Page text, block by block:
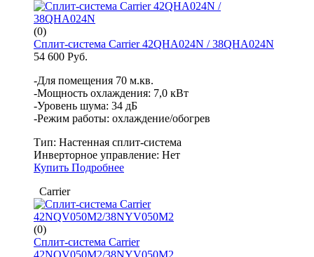
(0)
Сплит-система Carrier 42QHA024N / 38QHA024N
54 600 Руб.
-Для помещения 70 м.кв.
-Мощность охлаждения: 7,0 кВт
-Уровень шума: 34 дБ
-Режим работы: охлаждение/обогрев
Тип: Настенная сплит-система
Инверторное управление: Нет
Купить Подробнее
Carrier
(0)
Сплит-система Carrier
42NQV050M2/38NYV050M2